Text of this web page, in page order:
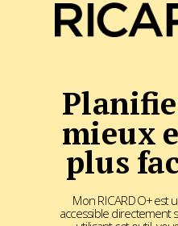
mieux
plus
Mon RICARDO+ est
accessible directement